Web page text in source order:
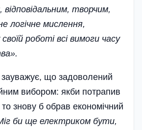
творчим,
логічне мислення,
роботі всі вимоги часу
зауважує, що задоволений
вибором: якби потрапив
то знову б обрав економічний
би ще електриком бути,